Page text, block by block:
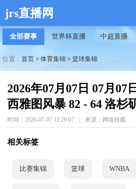
jrs直播网
全部赛事 世界杯直播 中超直播
位置： 首页 > 体育集锦 > 篮球集锦
2026年07月07日 07月07
西雅图风暴 82 - 64 洛杉
时间：2026-07-07 12:29:07 来源：网络转载
相关标签
比赛集锦 篮球 WNBA